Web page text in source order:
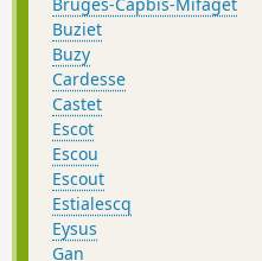
Buziet
Buzy
Cardesse
Castet
Escot
Escou
Escout
Estialescq
Eysus
Gan